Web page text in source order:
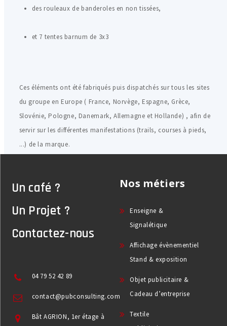
des rouleaux de banderoles en non tissées,
et 7 tentes barnum de 3x3
Ces éléments ont été fabriqués puis dispatchés sur tous les sites
du groupe en Europe ( France, Norvège, Espagne, Grèce,
Slovénie, Pologne, Danemark, Allemagne et Hollande) , afin de
servir sur les différentes manifestations (trails, courses à pieds,
...) de la marque.
Un café ?
Un Projet ?
Contactez-nous
04 79 52 42 89
contact@pubconsulting.com
Bât AGRION, 1er étage à
Nos métiers
Enseigne &
Signalétique
Affichage évènementiel
Stand & exposition
Objet publicitaire &
Cadeau d’entreprise
Textile